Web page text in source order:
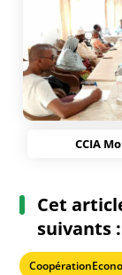
CCIA
Cet
suivants :